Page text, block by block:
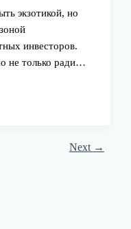
экзотикой, но
инвесторов.
не только ради…
Next →